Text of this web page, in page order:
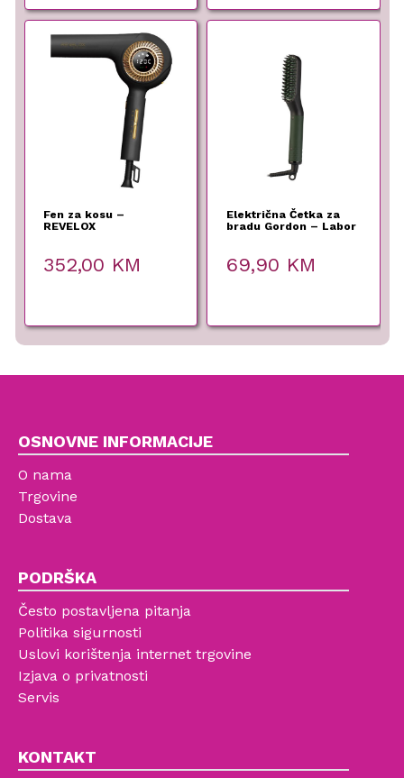
Fen za kosu –
REVELOX
352,00 KM
Električna Četka za
bradu Gordon – Labor
69,90 KM
OSNOVNE INFORMACIJE
O nama
Trgovine
Dostava
PODRŠKA
Često postavljena pitanja
Politika sigurnosti
Uslovi korištenja internet trgovine
Izjava o privatnosti
Servis
KONTAKT